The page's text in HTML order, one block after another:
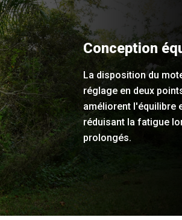
Conception
La disposition du
réglage en deux
améliorent l'équilibre
réduisant la fatigue
prolongés.